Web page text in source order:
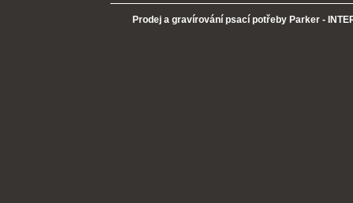
Prodej a gravírování psací potřeby Parker -